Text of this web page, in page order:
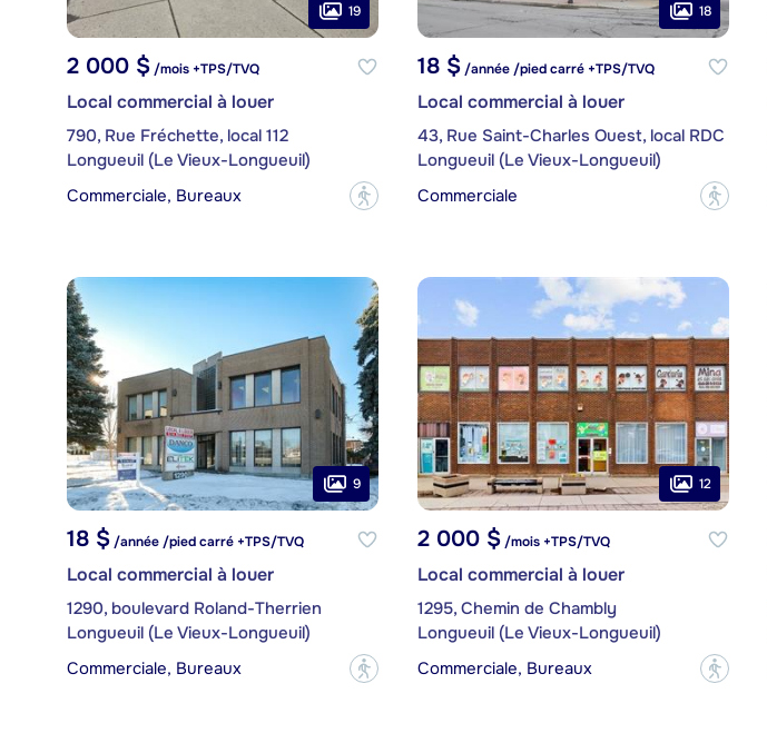
19
2 000 $/mois +TPS/TVQ
Local commercial à louer
790, Rue Fréchette, local 112
Longueuil (Le Vieux-Longueuil)
Commerciale, Bureaux
?
18
18 $/année /pied carré +TPS/TVQ
Local commercial à louer
43, Rue Saint-Charles Ouest, local RDC
Longueuil (Le Vieux-Longueuil)
Commerciale
?
9
18 $/année /pied carré +TPS/TVQ
Local commercial à louer
1290, boulevard Roland-Therrien
Longueuil (Le Vieux-Longueuil)
Commerciale, Bureaux
?
12
2 000 $/mois +TPS/TVQ
Local commercial à louer
1295, Chemin de Chambly
Longueuil (Le Vieux-Longueuil)
Commerciale, Bureaux
?